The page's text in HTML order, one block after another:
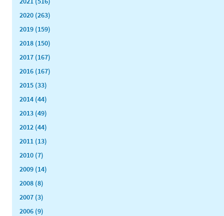
2020 (263)
2019 (159)
2018 (150)
2017 (167)
2016 (167)
2015 (33)
2014 (44)
2013 (49)
2012 (44)
2011 (13)
2010 (7)
2009 (14)
2008 (8)
2007 (3)
2006 (9)